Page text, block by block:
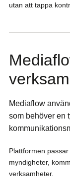
utan att tappa
Mediaflow
som behöver en
Plattformen
myndigheter,
verksamheter.